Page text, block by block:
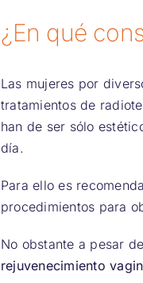
¿En qué
Las mujeres por
tratamientos de
han de ser sólo
día.
Para ello es
procedimientos para
No obstante a pesar
rejuvenecimiento